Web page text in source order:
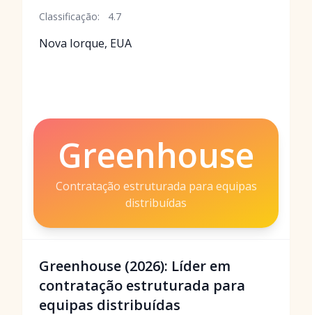
Classificação: 4.7
Nova Iorque, EUA
Greenhouse
Contratação estruturada para equipas
distribuídas
Greenhouse (2026): Líder em
contratação estruturada para
equipas distribuídas